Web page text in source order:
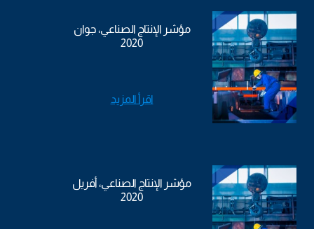
مؤشر الإنتاج الصناعي، جوان
2020
اقرأ المزيد
مؤشر الإنتاج الصناعي، أفريل
2020